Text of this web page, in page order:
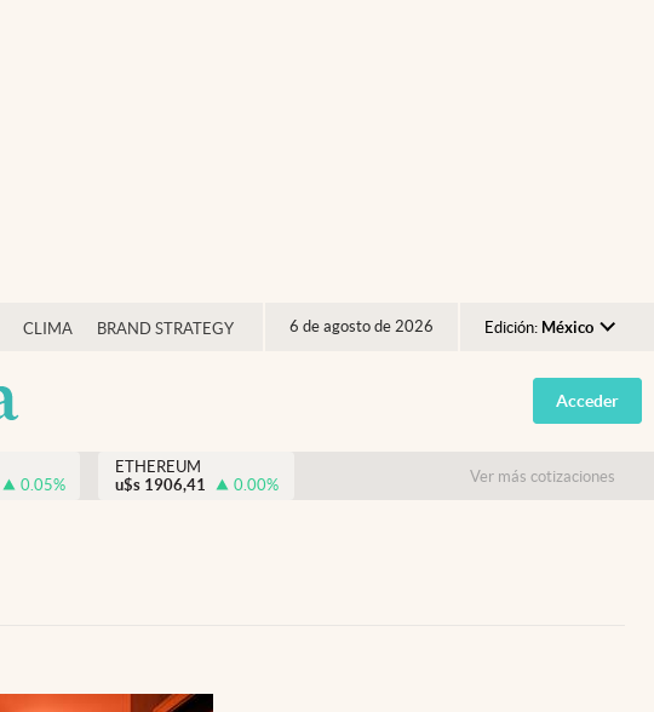
CLIMA BRAND STRATEGY 6 de agosto de 2026 Edición: México
Argentina
España
USA
Acceder
0.05%
ETHEREUM
u$s 1906,41 0.00% Ver más cotizaciones